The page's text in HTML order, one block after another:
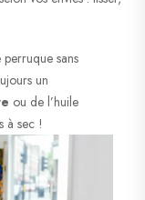
sans
un
ou de l’huile
à sec !